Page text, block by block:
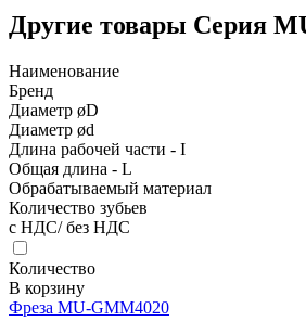
Другие товары Серия
Наименование
Бренд
Диаметр øD
Диаметр ød
Длина рабочей части - I
Общая длина - L
Обрабатываемый материал
Количество зубьев
с НДС/ без НДС
Количество
В корзину
Фреза MU-GMM4020